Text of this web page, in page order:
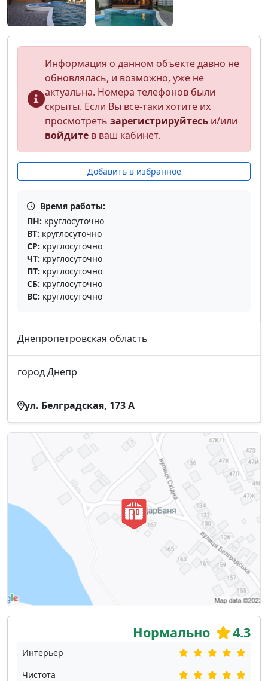
Информация о данном объекте давно не
обновлялась, и возможно, уже не
актуальна. Номера телефонов были
скрыты. Если Вы все-таки хотите их
просмотреть зарегистрируйтесь и/или
войдите в ваш кабинет.
Добавить в избранное
Время работы:
ПН: круглосуточно
ВТ: круглосуточно
СР: круглосуточно
ЧТ: круглосуточно
ПТ: круглосуточно
СБ: круглосуточно
ВС: круглосуточно
Днепропетровская область
город Днепр
ул. Белградская, 173 А
Нормально 4.3
Интерьер
Чистота